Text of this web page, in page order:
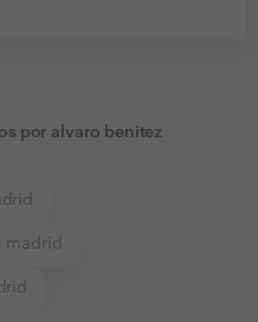
por alvaro benitez
madrid